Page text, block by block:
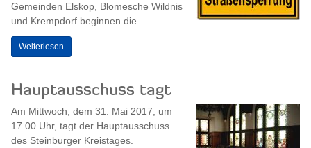
Gemeinden Elskop, Blomesche Wildnis
und Krempdorf beginnen die...
Weiterlesen
Hauptausschuss tagt
Am Mittwoch, dem 31. Mai 2017, um
17.00 Uhr, tagt der Hauptausschuss
des Steinburger Kreistages.